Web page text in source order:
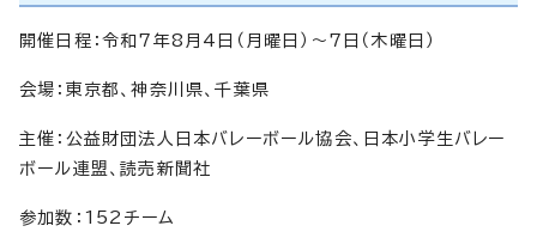
開催日程：令和7年8月4日（月曜日）～7日（木曜日）
会場：東京都、神奈川県、千葉県
主催：公益財団法人日本バレーボール協会、日本小学生バレー
ボール連盟、読売新聞社
参加数：152チーム